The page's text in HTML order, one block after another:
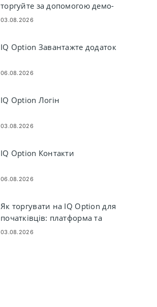
торгуйте за допомогою демо-
рахунку
03.08.2026
IQ Option Завантажте додаток
06.08.2026
IQ Option Логін
03.08.2026
IQ Option Контакти
06.08.2026
Як торгувати на IQ Option для
початківців: платформа та
замовлення
03.08.2026